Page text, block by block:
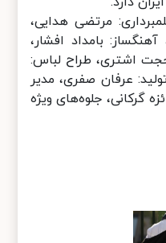
مرتضی هدایی،
بامداد افشار،
اشتری، طراح لباس:
عرفان صفری، مدیر
جلوه‌های ویژه